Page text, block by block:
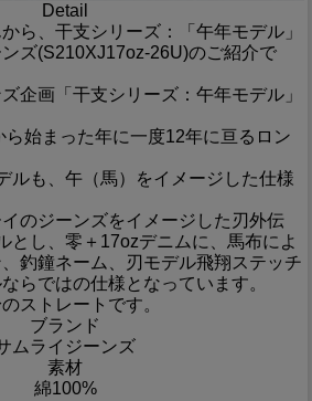
Detail
ら、干支シリーズ：「午年モデル」
ズ(S210XJ17oz-26U)のご紹介で
企画「干支シリーズ：午年モデル」
始まった年に一度12年に亘るロン
ルも、午（馬）をイメージした仕様
のジーンズをイメージした刃外伝
とし、零＋17ozデニムに、馬布によ
釣鐘ネーム、刃モデル飛翔ステッチ
らではの仕様となっています。
ストレートです。
ブランド
ムライジーンズ
素材
綿100%